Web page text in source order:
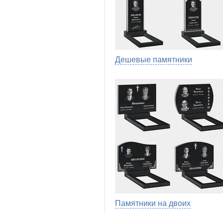
Дешевые памятники
Памятники на двоих